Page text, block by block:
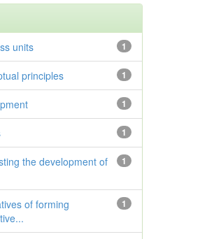
1
units
1
principles
1
1
1
the development of
1
of forming